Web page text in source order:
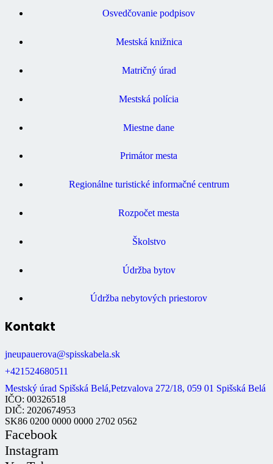
Osvedčovanie podpisov
Mestská knižnica
Matričný úrad
Mestská polícia
Miestne dane
Primátor mesta
Regionálne turistické informačné centrum
Rozpočet mesta
Školstvo
Údržba bytov
Údržba nebytových priestorov
Kontakt
jneupauerova@spisskabela.sk
+421524680511
Mestský úrad Spišská Belá,Petzvalova 272/18, 059 01 Spišská Belá
IČO: 00326518
DIČ: 2020674953
SK86 0200 0000 0000 2702 0562
Facebook
Instagram